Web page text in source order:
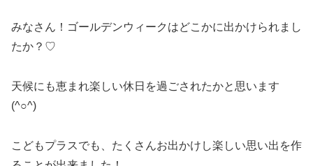
みなさん！ゴールデンウィークはどこかに出かけられまし
たか？♡
天候にも恵まれ楽しい休日を過ごされたかと思います
(^○^)
こどもプラスでも、たくさんお出かけし楽しい思い出を作